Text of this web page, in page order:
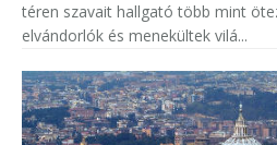
téren szavait hallgató több mint
elvándorlók és menekültek vilá...